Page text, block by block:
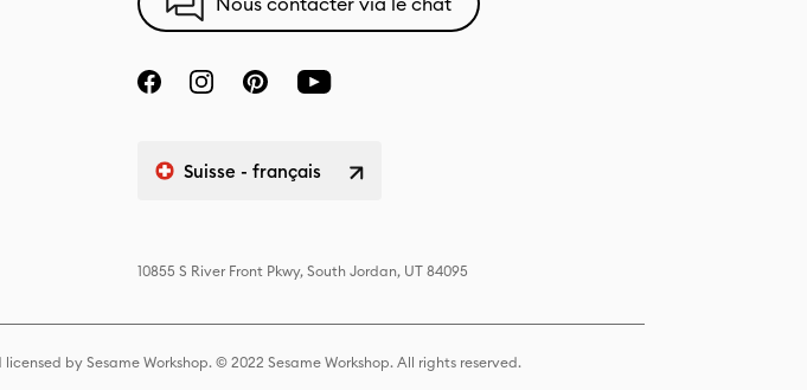
Suisse - français
10855 S River Front Pkwy, South Jordan, UT 84095
by Sesame Workshop. © 2022 Sesame Workshop. All rights reserved.